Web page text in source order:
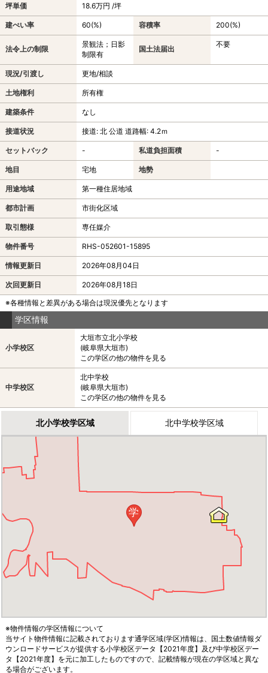
坪単価 18.6万円 /坪
建ぺい率 60(%) 容積率 200(%)
法令上の制限
景観法；日影
制限有
国土法届出
不要
現況/引渡し 更地/相談
土地権利 所有権
建築条件 なし
接道状況 接道: 北 公道 道路幅: 4.2ｍ
セットバック - 私道負担面積 -
地目 宅地 地勢
用途地域 第一種住居地域
都市計画 市街化区域
取引態様 専任媒介
物件番号 RHS-052601-15895
情報更新日 2026年08月04日
次回更新日
2026年08月18日
※各種情報と差異がある場合は現況優先となります
学区情報
小学校区
大垣市立北小学校
(岐阜県大垣市)
この学区の他の物件を見る
中学校区
北中学校
(岐阜県大垣市)
この学区の他の物件を見る
北小学校学区域 北中学校学区域
学
※物件情報の学区情報について
当サイト物件情報に記載されております通学区域(学区)情報は、国土数値情報ダ
ウンロードサービスが提供する小学校区データ【2021年度】及び中学校区デー
タ【2021年度】を元に加工したものですので、記載情報が現在の学区域と異な
る場合がございます。